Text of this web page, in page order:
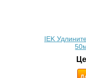
IEK